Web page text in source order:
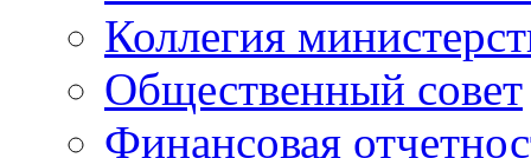
Коллегия
Общественный совет
Финансовая